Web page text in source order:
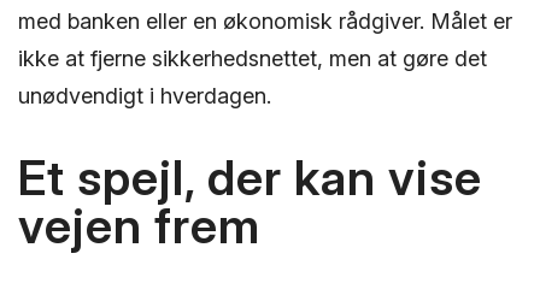
med banken eller en økonomisk rådgiver. Målet er
ikke at fjerne sikkerhedsnettet, men at gøre det
unødvendigt i hverdagen.
Et spejl, der kan vise
vejen frem